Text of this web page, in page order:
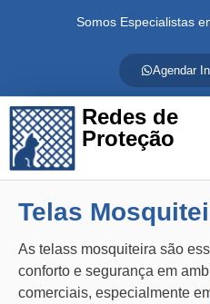
Somos Especialistas
Agendar
Redes de
Proteção
Telas
As telass mosquiteira são
conforto e segurança em
comerciais, especialmente